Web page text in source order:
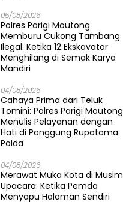
05/08/2026
Polres Parigi Moutong
Memburu Cukong Tambang
Ilegal: Ketika 12 Ekskavator
Menghilang di Semak Karya
Mandiri
04/08/2026
Cahaya Prima dari Teluk
Tomini: Polres Parigi Moutong
Menulis Pelayanan dengan
Hati di Panggung Rupatama
Polda
04/08/2026
Merawat Muka Kota di Musim
Upacara: Ketika Pemda
Menyapu Halaman Sendiri